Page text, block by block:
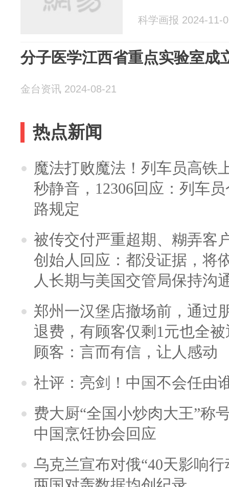
科学画报 2024-11-
分子医学江西省重点实验室成
金台资讯 2024-08-21
热点新闻
魔法打败魔法！列车员高铁
秒静音，12306回应：列车
路规定
被传交付严重超期、糊弄客
创始人回应：都没证据，将
人长期与美国交管局保持沟
郑州一汉堡店撤场前，通过
退费，有顾客仅剩1元也全
顾客：言而有信，让人感动
社评：亮剑！中国不会任由
费大厨“全国小炒肉大王”称
中国烹饪协会回应
乌克兰宣布对俄“40天影响